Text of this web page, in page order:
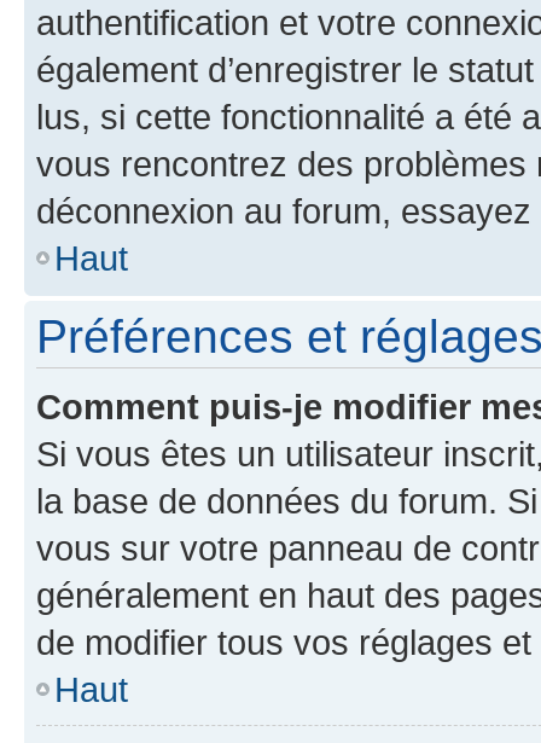
authentification et votre
également d’enregistrer le
lus, si cette fonctionnalité a été
vous rencontrez des
déconnexion au forum,
Haut
Préférences et
Comment puis-je modifier
Si vous êtes un utilisateur
la base de données du forum.
vous sur votre panneau de
généralement en haut des
de modifier tous vos réglages
Haut